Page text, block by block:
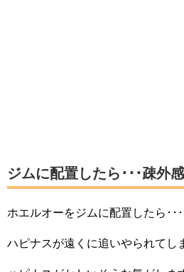
ジムに配置したら･･･疎外
ホエルオーをジムに配置したら･･･
ハピナスが遠くに追いやられてし